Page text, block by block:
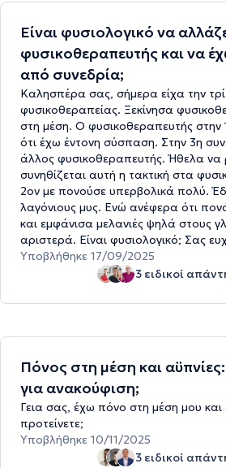
Είναι φυσιολογικό να
φυσικοθεραπευτής και να
από συνεδρία;
Καλησπέρα σας, σήμερα είχα την
φυσικοθεραπείας. Ξεκίνησα
στη μέση. Ο φυσικοθεραπευτής στην
ότι έχω έντονη σύσπαση. Στην 3η
άλλος φυσικοθεραπευτής. Ήθελα
συνηθίζεται αυτή η τακτική στα
2ον με πονούσε υπερβολικά πολύ.
λαγόνιους μυς. Ενώ ανέφερα ότι
και εμφάνισα μελανιές ψηλά στους
αριστερά. Είναι φυσιολογικό; Σας
Υποβλήθηκε 17/09/2025
3 ειδικοί
Πόνος στη μέση και αϋπνίες:
για ανακούφιση;
Γεια σας, έχω πόνο στη μέση μου και
προτείνετε;
Υποβλήθηκε 10/11/2025
3 ειδικοί